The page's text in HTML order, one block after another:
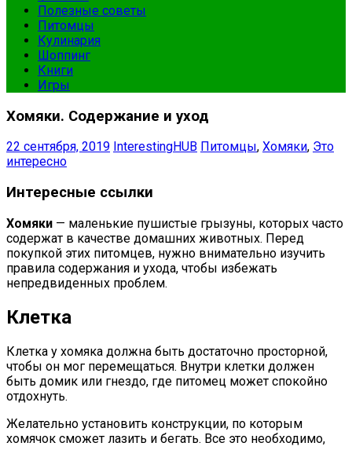
Полезные советы
Питомцы
Кулинария
Шоппинг
Книги
Игры
Хомяки. Содержание и уход
22 сентября, 2019 InterestingHUB Питомцы, Хомяки, Это
интересно
Интересные ссылки
Хомяки — маленькие пушистые грызуны, которых часто
содержат в качестве домашних животных. Перед
покупкой этих питомцев, нужно внимательно изучить
правила содержания и ухода, чтобы избежать
непредвиденных проблем.
Клетка
Клетка у хомяка должна быть достаточно просторной,
чтобы он мог перемещаться. Внутри клетки должен
быть домик или гнездо, где питомец может спокойно
отдохнуть.
Желательно установить конструкции, по которым
хомячок сможет лазить и бегать. Все это необходимо,